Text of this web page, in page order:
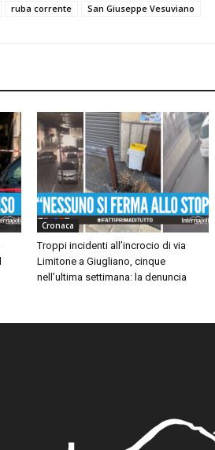
ruba corrente San Giuseppe Vesuviano
Cronaca
Troppi incidenti all’incrocio di via
Limitone a Giugliano, cinque
nell’ultima settimana: la denuncia